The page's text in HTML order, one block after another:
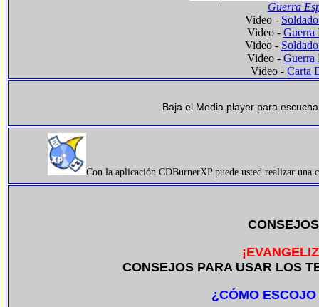
Guerra
Video -
Video - Guerra
Video -
Video - Guerra
Video - Carta
Baja el Media player para
Con la aplicación CDBurnerXP puede usted realizar una
CONSEJOS PARA USAR LOS
¿CÓMO